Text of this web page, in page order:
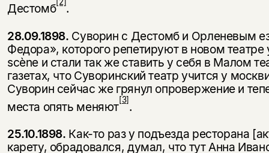
Дестомб
.
28.09.1898. Суворин с Дестомб и Орленевым
Федора», которого репетируют в новом
scène и стали так же ставить у себя в Малом
газетах, что Суворинский театр учится у
Суворин сейчас же грянул опро­вержение и
места опять меняют[3].
25.10.1898. Как-то раз у подъезда ресторана
карету, обрадовался, думал, что тут Анна